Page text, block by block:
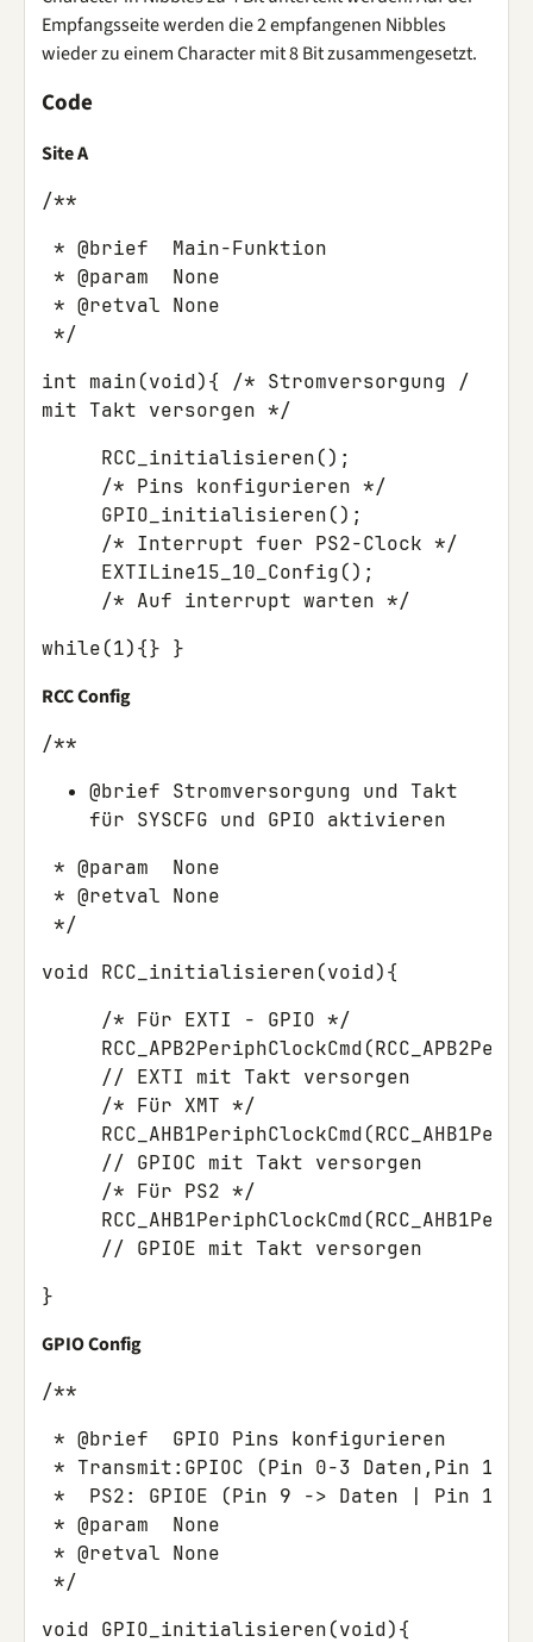
Empfangsseite werden die 2 empfangenen Nibbles
wieder zu einem Character mit 8 Bit zusammengesetzt.
Code
Site A
/**
* @brief  Main-Funktion
* @param  None
* @retval None
int main(void){ /* Stromversorgung /
mit Takt versorgen */
     RCC_initialisieren();
     /* Pins konfigurieren */
     GPIO_initialisieren();
     /* Interrupt fuer PS2-Clock */
     EXTILine15_10_Config();
while(1){} }
RCC Config
/**
@brief Stromversorgung und Takt
für SYSCFG und GPIO aktivieren
* @param  None
* @retval None
void RCC_initialisieren(void){
     /* Für EXTI - GPIO */
     // EXTI mit Takt versorgen
     /* Für XMT */
     // GPIOC mit Takt versorgen
     /* Für PS2 */
}
GPIO Config
/**
* @brief  GPIO Pins konfigurieren
* Transmit:GPIOC (Pin 0-3 Daten,Pin 15
*  PS2: GPIOE (Pin 9 -> Daten | Pin 11 -
* @param  None
* @retval None
void GPIO_initialisieren(void){